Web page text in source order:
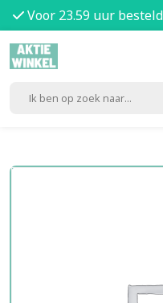
Voor 23.59 uur